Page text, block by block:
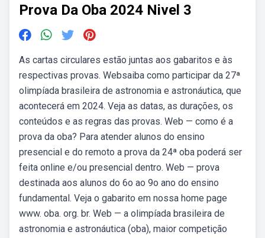
Prova Da Oba 2024 Nivel 3
As cartas circulares estão juntas aos gabaritos e às
respectivas provas. Websaiba como participar da 27ª
olimpíada brasileira de astronomia e astronáutica, que
acontecerá em 2024. Veja as datas, as durações, os
conteúdos e as regras das provas. Web — como é a
prova da oba? Para atender alunos do ensino
presencial e do remoto a prova da 24ª oba poderá ser
feita online e/ou presencial dentro. Web — prova
destinada aos alunos do 6o ao 9o ano do ensino
fundamental. Veja o gabarito em nossa home page
www. oba. org. br. Web — a olimpíada brasileira de
astronomia e astronáutica (oba), maior competição